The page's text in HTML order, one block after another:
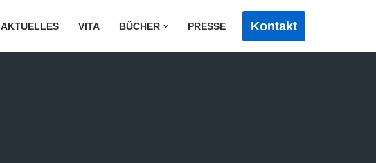
AKTUELLES VITA BÜCHER PRESSE Kontakt